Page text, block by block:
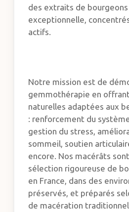
des extraits de bourgeons
exceptionnelle,
actifs.
Notre mission est de
gemmothérapie en
naturelles adaptées aux
: renforcement du
gestion du stress,
sommeil, soutien
encore. Nos macérâts sont
sélection rigoureuse de
en France, dans des
préservés, et préparés
de macération